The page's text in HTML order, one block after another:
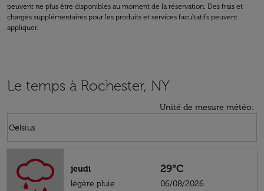
peuvent ne plus être disponibles au moment de la réservation. Des frais et
charges supplémentaires pour les produits et services facultatifs peuvent
appliquer.
Le temps à Rochester, NY
Unité de mesure météo:
Celsius
keyboard_arrow_down
jeudi
légère pluie
29°C
06/08/2026